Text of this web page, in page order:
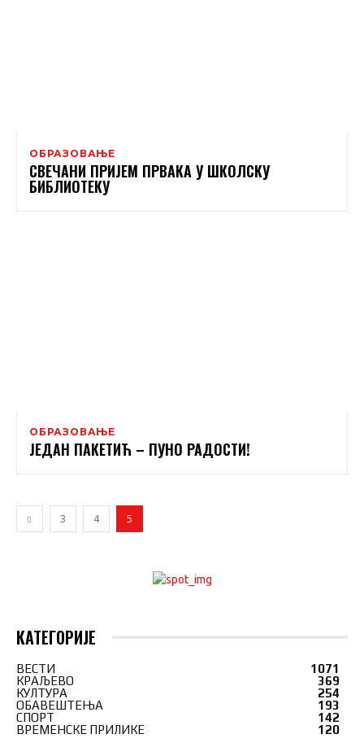
ОБРАЗОВАЊЕ
СВЕЧАНИ ПРИЈЕМ ПРВАКА У ШКОЛСКУ
БИБЛИОТЕКУ
ОБРАЗОВАЊЕ
ЈЕДАН ПАКЕТИЋ – ПУНО РАДОСТИ!
3 4 5
КАТЕГОРИЈЕ
ВЕСТИ
1071
КРАЉЕВО
369
КУЛТУРА
254
ОБАВЕШТЕЊА
193
СПОРТ
142
ВРЕМЕНСКЕ ПРИЛИКЕ
120